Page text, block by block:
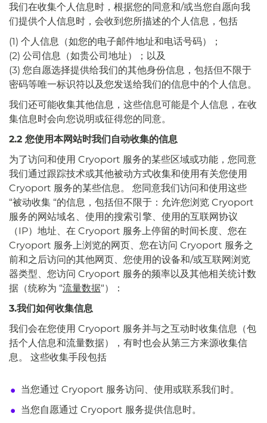
我们在收集个人信息时，根据您的同意和/或当您自愿向我
们提供个人信息时，会收到您所描述的个人信息，包括
(1) 个人信息（如您的电子邮件地址和电话号码）；
(2) 公司信息（如贵公司地址）；以及
(3) 您自愿选择提供给我们的其他身份信息，包括但不限于
密码等唯一标识符以及您发送给我们的信息中的个人信息。
我们还可能收集其他信息，这些信息可能是个人信息，在收
集信息时会向您说明或征得您的同意。
2.2 您使用本网站时我们自动收集的信息
为了访问和使用 Cryoport 服务的某些区域或功能，您同意
我们通过跟踪技术或其他被动方式收集和使用有关您使用
Cryoport 服务的某些信息。 您同意我们访问和使用这些
“被动收集 “的信息，包括但不限于：允许您浏览 Cryoport
服务的网站域名、使用的搜索引擎、使用的互联网协议
（IP）地址、在 Cryoport 服务上停留的时间长度、您在
Cryoport 服务上浏览的网页、您在访问 Cryoport 服务之
前和之后访问的其他网页、您使用的设备和/或互联网浏览
器类型、您访问 Cryoport 服务的频率以及其他相关统计数
据（统称为 “流量数据“）：
3.我们如何收集信息
我们会在您使用 Cryoport 服务并与之互动时收集信息（包
括个人信息和流量数据），有时也会从第三方来源收集信
息。 这些收集手段包括
当您通过 Cryoport 服务访问、使用或联系我们时。
当您自愿通过 Cryoport 服务提供信息时。